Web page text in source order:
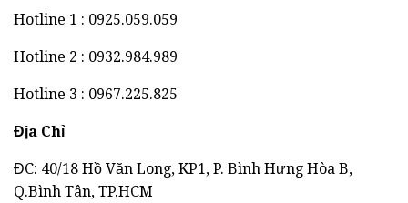
Hotline 3 : 0967.225.825
Địa Chỉ
ĐC: 40/18 Hồ Văn Long, KP1, P. Bình Hưng Hòa B,
XE TẢI VẠN PHÚ QUÝ